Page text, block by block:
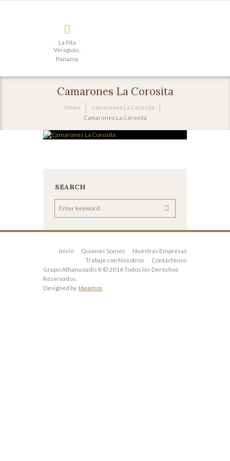
La Pita
Veraguas,
Panamà
Camarones La Corosita
Home
Camarones La Corosita
Camarones La Corosita
SEARCH
Inicio Quienes Somos
Nuestras Empresas
Trabaje con Nosotros
Contáctenos
Grupo Athanasiadis R © 2016 Todos los Derechos
Reservados.
Designed by Ideamos